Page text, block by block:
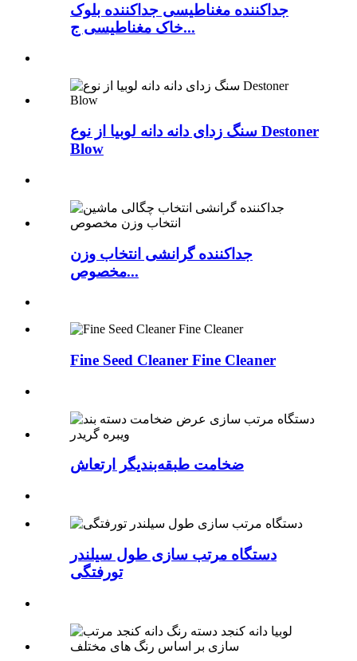
جداکننده مغناطیسی جداکننده بلوک
خاک مغناطیسی ج...
سنگ زدای دانه دانه لوبیا از نوع Destoner
Blow
جداکننده گرانشی انتخاب وزن
مخصوص...
Fine Seed Cleaner Fine Cleaner
ضخامت طبقه‌بندیگر ارتعاش
دستگاه مرتب سازی طول سیلندر
تورفتگی